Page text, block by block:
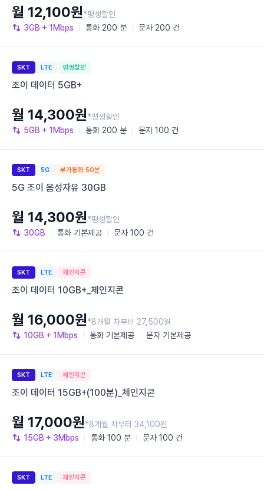
3GB + 1Mbps 통화 200 분 문자 200 건
월 12,100원*평생할인
SKT LTE 평생할인
조이 데이터 5GB+
5GB + 1Mbps 통화 200 분 문자 100 건
월 14,300원*평생할인
SKT 5G 부가통화 50분
5G 조이 음성자유 30GB
30GB 통화 기본제공 문자 100 건
월 14,300원*평생할인
SKT LTE 체인지콘
조이 데이터 10GB+_체인지콘
10GB + 1Mbps 통화 기본제공 문자 기본제공
월 16,000원*8개월 차부터 27,500원
SKT LTE 체인지콘
조이 데이터 15GB+(100분)_체인지콘
15GB + 3Mbps 통화 100 분 문자 100 건
월 17,000원*8개월 차부터 34,100원
SKT LTE 체인지콘